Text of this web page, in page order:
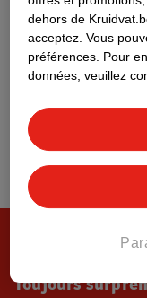
Toujours
dehors de
acceptez. Vous
préférences. Pour
données, veuillez